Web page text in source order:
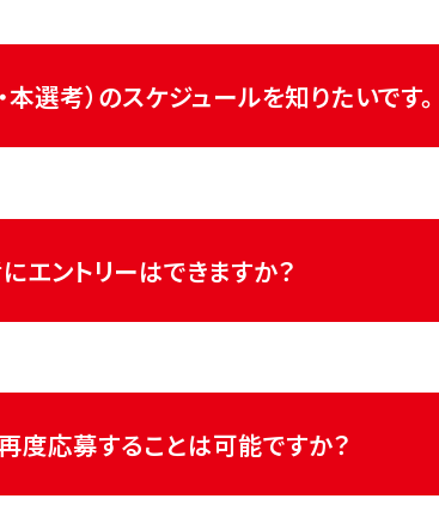
選考）のスケジュールを知りたいです。
エントリーはできますか？
らず、本選考へのエントリーは可能です。
度応募することは可能ですか？